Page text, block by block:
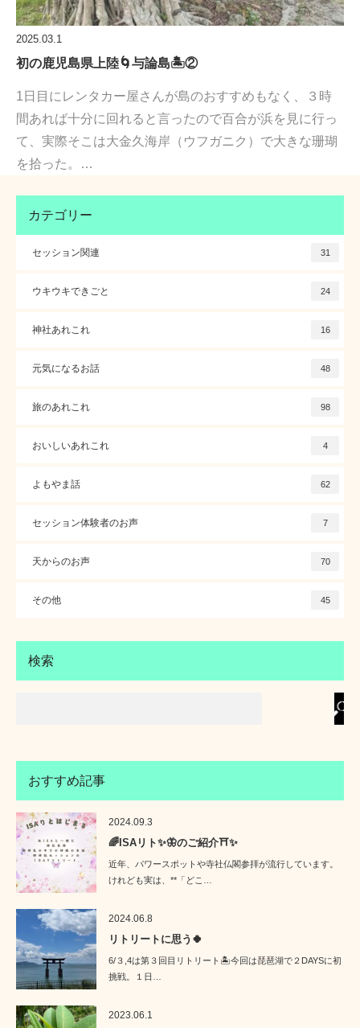
2025.03.1
初の鹿児島県上陸🌀与論島🏝️②
1日目にレンタカー屋さんが島のおすすめもなく、３時
間あれば十分に回れると言ったので百合が浜を見に行っ
て、実際そこは大金久海岸（ウフガニク）で大きな珊瑚
を拾った。…
カテゴリー
セッション関連 31
ウキウキできごと 24
神社あれこれ 16
元気になるお話 48
旅のあれこれ 98
おいしいあれこれ 4
よもやま話 62
セッション体験者のお声 7
天からのお声 70
その他 45
検索
おすすめ記事
2024.09.3
🌈ISAリト✨🦋のご紹介⛩️✨
近年、パワースポットや寺社仏閣参拝が流行しています。
けれども実は、**「どこ…
2024.06.8
リトリートに思う🍀
6/３,4は第３回目リトリート🏝️今回は琵琶湖で２DAYSに初
挑戦。１日…
2023.06.1